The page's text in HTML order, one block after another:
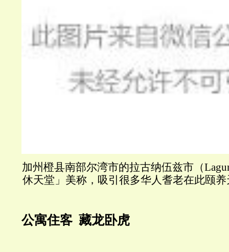
加州橙县南部尔湾市的拉古纳伍兹市（
休天堂」美称，吸引很多华人耆老在此颐
公寓住客 藏龙卧虎